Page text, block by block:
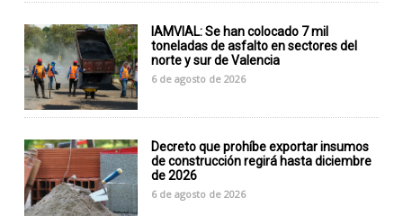
IAMVIAL: Se han colocado 7 mil
toneladas de asfalto en sectores del
norte y sur de Valencia
6 de agosto de 2026
Decreto que prohíbe exportar insumos
de construcción regirá hasta diciembre
de 2026
6 de agosto de 2026